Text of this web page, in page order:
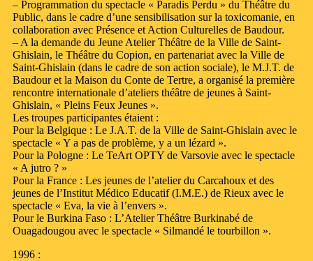
– Programmation du spectacle « Paradis Perdu » du Théâtre du
Public, dans le cadre d’une sensibilisation sur la toxicomanie, en
collaboration avec Présence et Action Culturelles de Baudour.
– A la demande du Jeune Atelier Théâtre de la Ville de Saint-
Ghislain, le Théâtre du Copion, en partenariat avec la Ville de
Saint-Ghislain (dans le cadre de son action sociale), le M.J.T. de
Baudour et la Maison du Conte de Tertre, a organisé la première
rencontre internationale d’ateliers théâtre de jeunes à Saint-
Ghislain, « Pleins Feux Jeunes ».
Les troupes participantes étaient :
Pour la Belgique : Le J.A.T. de la Ville de Saint-Ghislain avec le
spectacle « Y a pas de problème, y a un lézard ».
Pour la Pologne : Le TeArt OPTY de Varsovie avec le spectacle
« A jutro ? »
Pour la France : Les jeunes de l’atelier du Carcahoux et des
jeunes de l’Institut Médico Educatif (I.M.E.) de Rieux avec le
spectacle « Eva, la vie à l’envers ».
Pour le Burkina Faso : L’Atelier Théâtre Burkinabé de
Ouagadougou avec le spectacle « Silmandé le tourbillon ».
1996 :